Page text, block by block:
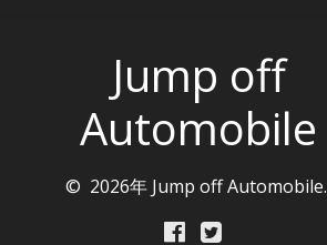
Jump off
Automobile
© 2026年 Jump off Automobile.